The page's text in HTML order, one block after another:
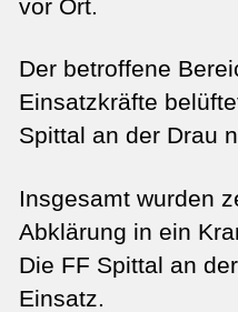
vor Ort.
Der betroffene
Einsatzkräfte
Spittal an der Drau
Insgesamt wurden
Abklärung in ein
Die FF Spittal an
Einsatz.